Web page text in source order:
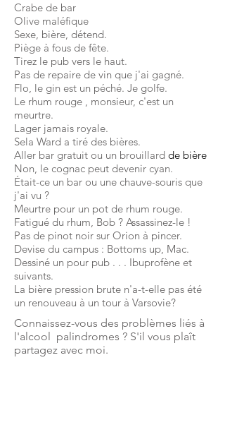
Crabe de bar
Olive maléfique
Sexe, bière, détend.
Piège à fous de fête.
Tirez le pub vers le haut.
Pas de repaire de vin que j'ai gagné.
Flo, le gin est un péché. Je golfe.
Le rhum rouge , monsieur, c'est un
meurtre.
Lager jamais royale.
Sela Ward a tiré des bières.
Aller bar gratuit ou un brouillard de bière
Non, le cognac peut devenir cyan.
Était-ce un bar ou une chauve-souris que
j'ai vu ?
Meurtre pour un pot de rhum rouge.
Fatigué du rhum, Bob ? Assassinez-le !
Pas de pinot noir sur Orion à pincer.
Devise du campus : Bottoms up, Mac.
Dessiné un pour pub . . . Ibuprofène et
suivants.
La bière pression brute n'a-t-elle pas été
un renouveau à un tour à Varsovie?
Connaissez-vous des problèmes liés à
l'alcool palindromes ? S'il vous plaît
partagez avec moi.